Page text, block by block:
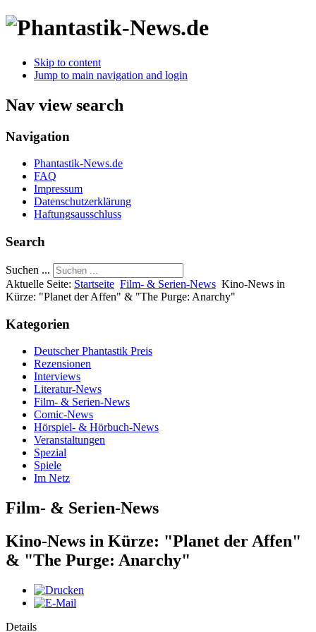
Skip to content
Jump to main navigation and login
Nav view search
Navigation
Phantastik-News.de
FAQ
Impressum
Datenschutzerklärung
Haftungsausschluss
Search
Suchen ...
Aktuelle Seite: Startseite Film- & Serien-News Kino-News in
Kürze: "Planet der Affen" & "The Purge: Anarchy"
Kategorien
Deutscher Phantastik Preis
Rezensionen
Interviews
Literatur-News
Film- & Serien-News
Comic-News
Hörspiel- & Hörbuch-News
Veranstaltungen
Spezial
Spiele
Im Netz
Film- & Serien-News
Kino-News in Kürze: "Planet der Affen"
& "The Purge: Anarchy"
Details